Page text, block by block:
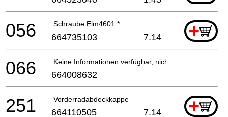
Schraube Elm4601 * +
056 664735103 7.14
Keine Informationen verfügbar, nicht bestellbar
066 664008632
Vorderradabdeckkappe +
251 664110505 7.14